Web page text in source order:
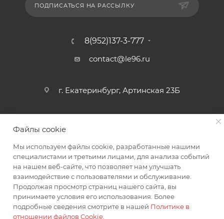
ПОДПИСАТЬСЯ НА РАССЫЛКУ
8(952)137-3-777
contact@le96.ru
г. Екатеринбург, Артинская 23Б
2026 © интернет магазин автоаксессуаров
Файлы cookie
Мы используем файлы cookie, разработанные нашими
специалистами и третьими лицами, для анализа событий
на нашем веб-сайте, что позволяет нам улучшать
взаимодействие с пользователями и обслуживание.
Продолжая просмотр страниц нашего сайта, вы
принимаете условия его использования. Более
подробные сведения смотрите в нашей Политике в
отношении файлов Cookie